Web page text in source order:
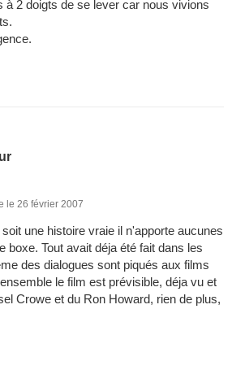
à 2 doigts de se lever car nous vivions
le 26 février 2007
une histoire vraie il n'apporte aucunes
boxe. Tout avait déja été fait dans les
des dialogues sont piqués aux films
le film est prévisible, déja vu et
Crowe et du Ron Howard, rien de plus,